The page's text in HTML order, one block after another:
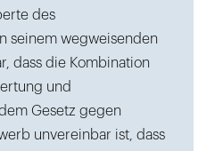
des
seinem wegweisenden
dass die Kombination
und
Gesetz gegen
unvereinbar ist, dass